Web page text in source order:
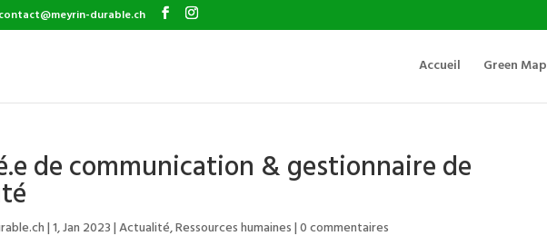
contact@meyrin-durable.ch
Accueil Green Map
de communication & gestionnaire de
|1, Jan 2023|Actualité,Ressources humaines|0 commentaires